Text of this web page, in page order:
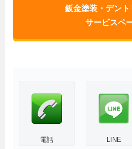
鈑金塗装・デント
サービスペ
電話 LINE